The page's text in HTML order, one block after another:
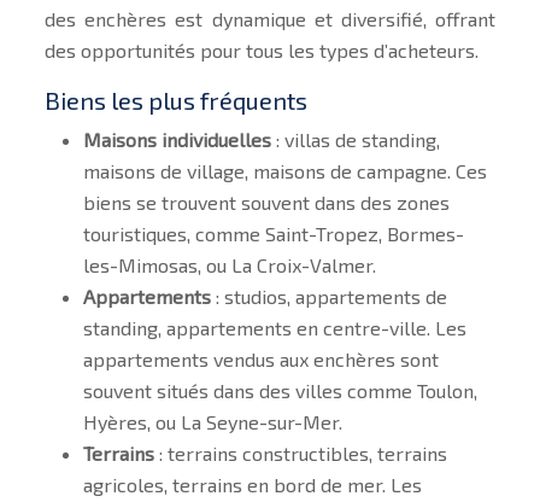
des enchères est dynamique et diversifié, offrant
des opportunités pour tous les types d’acheteurs.
Biens les plus fréquents
Maisons individuelles : villas de standing,
maisons de village, maisons de campagne. Ces
biens se trouvent souvent dans des zones
touristiques, comme Saint-Tropez, Bormes-
les-Mimosas, ou La Croix-Valmer.
Appartements : studios, appartements de
standing, appartements en centre-ville. Les
appartements vendus aux enchères sont
souvent situés dans des villes comme Toulon,
Hyères, ou La Seyne-sur-Mer.
Terrains : terrains constructibles, terrains
agricoles, terrains en bord de mer. Les